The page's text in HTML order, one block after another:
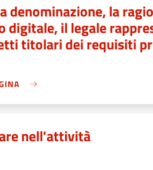
denominazione, la
digitale, il legale
titolari dei requisiti
nell'attività